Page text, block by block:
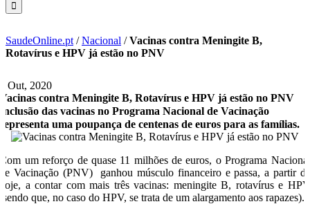
SaudeOnline.pt /Nacional /Vacinas contra Meningite B,
Rotavírus e HPV já estão no PNV
1 Out, 2020
Vacinas contra Meningite B, Rotavírus e HPV já estão no PNV
Inclusão das vacinas no Programa Nacional de Vacinação
representa uma poupança de centenas de euros para as famílias.
Com um reforço de quase 11 milhões de euros, o Programa Nacional
de Vacinação (PNV) ganhou músculo financeiro e passa, a partir de
hoje, a contar com mais três vacinas: meningite B, rotavírus e HPV
(sendo que, no caso do HPV, se trata de um alargamento aos rapazes).